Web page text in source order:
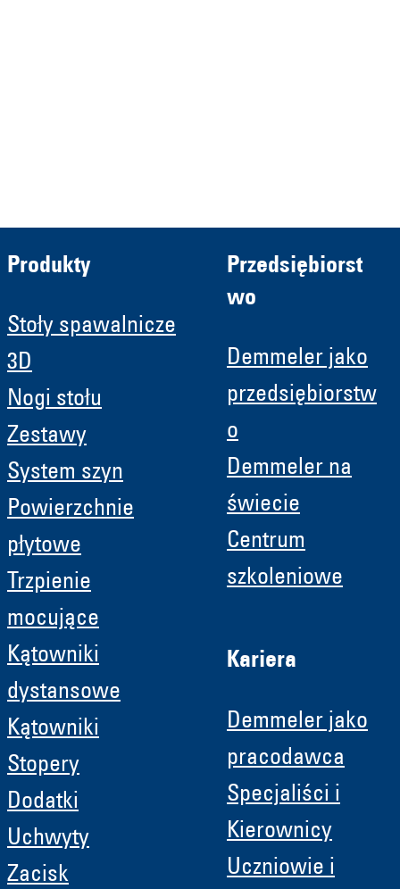
Produkty
Stoły spawalnicze
3D
Nogi stołu
Zestawy
System szyn
Powierzchnie
płytowe
Trzpienie
mocujące
Kątowniki
dystansowe
Kątowniki
Stopery
Dodatki
Uchwyty
Zacisk
Przedsiębiorst
wo
Demmeler jako
przedsiębiorstw
o
Demmeler na
świecie
Centrum
szkoleniowe
Kariera
Demmeler jako
pracodawca
Specjaliści i
Kierownicy
Uczniowie i